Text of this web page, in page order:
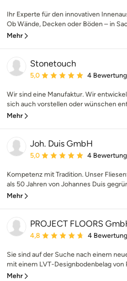
Ihr Experte für den innovativen
Ob Wände, Decken oder Böden – in
Mehr
Stonetouch
Durchschnittliche Bewertung: 5
5,0 4
Wir sind eine Manufaktur. Wir
sich auch vorstellen oder wünschen
Mehr
Joh. Duis GmbH
Durchschnittliche Bewertung: 5
5,0 4
Kompetenz mit Tradition. Unser
als 50 Jahren von Johannes Duis
Mehr
PROJECT FLOORS
Durchschnittliche Bewertung:
4,8 4
Sie sind auf der Suche nach einem
mit einem LVT-Designbodenbelag von
Mehr